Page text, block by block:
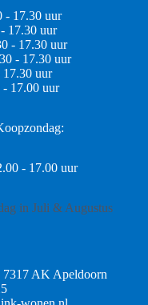
- 17.30 uur
17.30 uur
- 17.30 uur
- 17.30 uur
uur
- 17.00 uur
- 17.00 uur
in Juli & Augustus
AK Apeldoorn